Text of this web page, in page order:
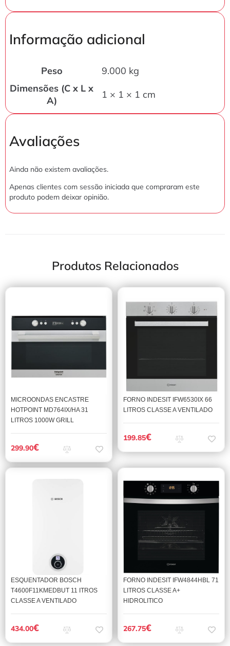
Informação adicional
Peso
9.000 kg
Dimensões (C x L x
A)
1 × 1 × 1 cm
Avaliações
Ainda não existem avaliações.
Apenas clientes com sessão iniciada que compraram este
produto podem deixar opinião.
Produtos Relacionados
MICROONDAS ENCASTRE
HOTPOINT MD764IX/HA 31
LITROS 1000W GRILL
299.90€
FORNO INDESIT IFW6530IX 66
LITROS CLASSE A VENTILADO
199.85€
ESQUENTADOR BOSCH
T4600F11KMEDBUT 11 ITROS
CLASSE A VENTILADO
434.00€
FORNO INDESIT IFW4844HBL 71
LITROS CLASSE A+
HIDROLITICO
267.75€